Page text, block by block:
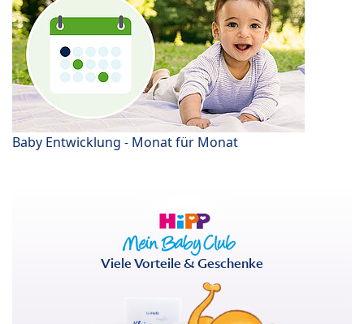
Baby Entwicklung - Monat für Monat
Viele Vorteile & Geschenke